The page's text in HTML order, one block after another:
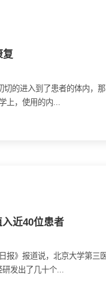
复
的进入到了患者的体内，
上，使用的内...
近40位患者
》报道说，北京大学第三
发出了几十个...